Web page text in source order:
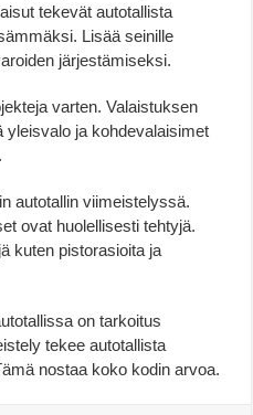
tekevät autotallista
Lisää seinille
järjestämiseksi.
varten. Valaistuksen
yleisvalo ja kohdevalaisimet
autotallin viimeistelyssä.
ovat huolellisesti tehtyjä.
kuten pistorasioita ja
on tarkoitus
tekee autotallista
nostaa koko kodin arvoa.